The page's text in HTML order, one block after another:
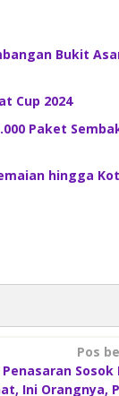
Bukit
Cup 2024
Paket
hingga
Pos
Penasaran Sosok
Ini Orangnya,